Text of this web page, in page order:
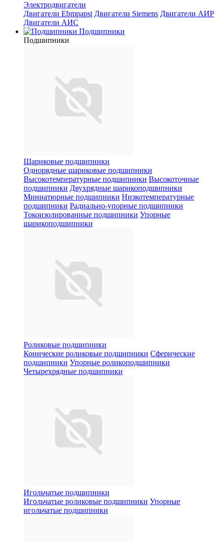
Электродвигатели
Двигатели Ebmpapst Двигатели Siemens Двигатели АИР
Двигатели АИС
Подшипники
Подшипники
Шариковые подшипники
Однорядные шариковые подшипники
Высокотемпературные подшипники Высокоточные
подшипники Двухрядные шарикоподшипники
Миниатюрные подшипники Низкотемпературные
подшипники Радиально-упорные подшипники
Токоизолированные подшипники Упорные
шарикоподшипники
Роликовые подшипники
Конические роликовые подшипники Сферические
подшипники Упорные роликоподшипники
Четырехрядные подшипники
Игольчатые подшипники
Игольчатые роликовые подшипники Упорные
игольчатые подшипники